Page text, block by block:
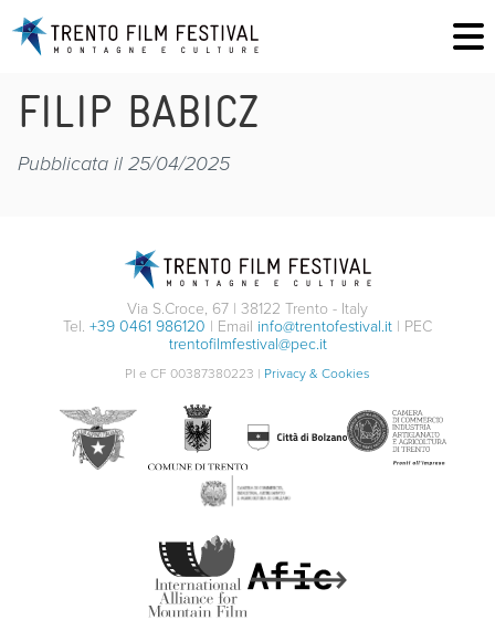
FILIP BABICZ
Pubblicata il 25/04/2025
Via S.Croce, 67 | 38122 Trento - Italy
Tel. +39 0461 986120 | Email info@trentofestival.it | PEC
trentofilmfestival@pec.it
PI e CF 00387380223 | Privacy & Cookies